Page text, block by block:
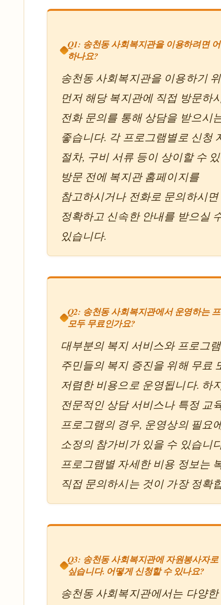
Q1: 송천동 사회복지관을 이용하려면
하나요?
송천동 사회복지관을 이용하기
먼저 해당 복지관에 직접 방문하
전화 문의를 통해 상담을 받으시
좋습니다. 각 프로그램별로 신청
절차, 구비 서류 등이 상이할 수
방문 전에 복지관 홈페이지를
참고하시거나 전화로 문의하시
정확하고 신속한 안내를 받으실
있습니다.
Q2: 송천동 사회복지관에서 운영하는
모두 무료인가요?
대부분의 복지 서비스와 프로그
주민들의 복지 증진을 위해 무료
저렴한 비용으로 운영됩니다. 하
전문적인 상담 서비스나 특정 교
프로그램의 경우, 운영상의 필요
소정의 참가비가 있을 수 있습니
프로그램별 자세한 비용 정보는
직접 문의하시는 것이 가장 정확
Q3: 송천동 사회복지관에 자원봉사자
싶습니다. 어떻게 신청할 수 있나요?
송천동 사회복지관에서는 다양한